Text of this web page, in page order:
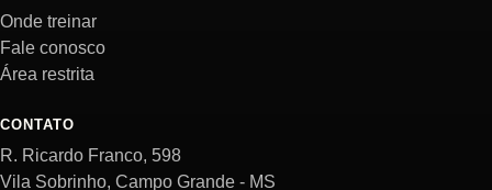
Onde treinar
Fale conosco
Área restrita
CONTATO
R. Ricardo Franco, 598
Vila Sobrinho, Campo Grande - MS